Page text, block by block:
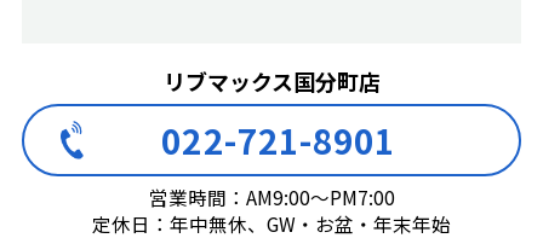
リブマックス国分町店
022-721-8901
営業時間：AM9:00～PM7:00
定休日：年中無休、GW・お盆・年末年始